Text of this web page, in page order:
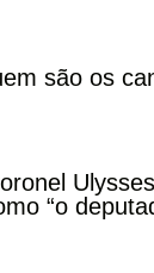
são os
“o